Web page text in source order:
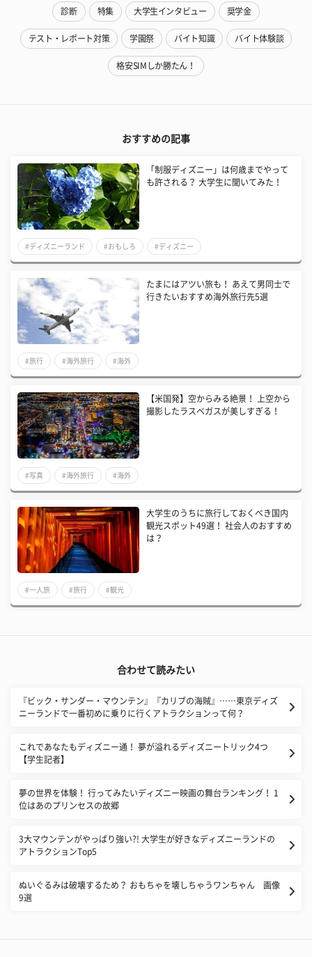
診断 特集 大学生インタビュー 奨学金
テスト・レポート対策 学園祭 バイト知識 バイト体験談
格安SIMしか勝たん！
おすすめの記事
「制服ディズニー」は何歳までやって
も許される？ 大学生に聞いてみた！
#ディズニーランド #おもしろ #ディズニー
たまにはアツい旅も！ あえて男同士で
行きたいおすすめ海外旅行先5選
#旅行 #海外旅行 #海外
【米国発】空からみる絶景！ 上空から
撮影したラスベガスが美しすぎる！
#写真 #海外旅行 #海外
大学生のうちに旅行しておくべき国内
観光スポット49選！ 社会人のおすすめ
は？
#一人旅 #旅行 #観光
合わせて読みたい
​『ビック・サンダー・マウンテン』『カリブの海賊』……東京ディズ
ニーランドで一番初めに乗りに行くアトラクションって何？
これであなたもディズニー通！ 夢が溢れるディズニートリック4つ
【学生記者】
​夢の世界を体験！ 行ってみたいディズニー映画の舞台ランキング！ 1
位はあのプリンセスの故郷
3大マウンテンがやっぱり強い?! 大学生が好きなディズニーランドの
アトラクションTop5
ぬいぐるみは破壊するため？ おもちゃを壊しちゃうワンちゃん 画像
9選